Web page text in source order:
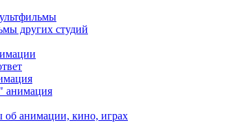
других студий
анимация
об анимации, кино, играх